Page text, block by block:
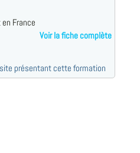
France
Voir la fiche complète
présentant cette formation